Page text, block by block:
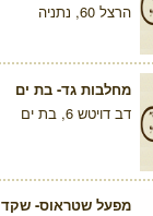
הרצל 60, נתניה
מחלבות גד- בת ים
דב דויטש 6, בת ים
מפעל שטראוס- שקד